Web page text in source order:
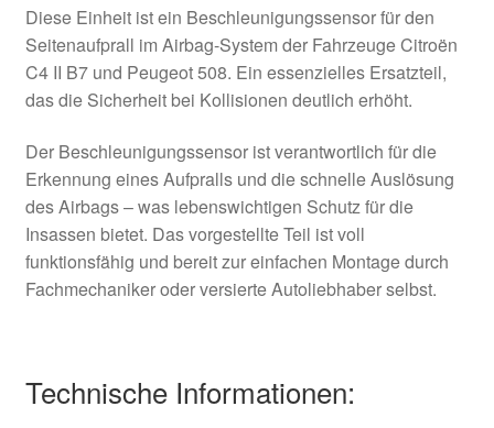
Diese Einheit ist ein Beschleunigungssensor für den
Seitenaufprall im Airbag-System der Fahrzeuge Citroën
C4 II B7 und Peugeot 508. Ein essenzielles Ersatzteil,
das die Sicherheit bei Kollisionen deutlich erhöht.
Der Beschleunigungssensor ist verantwortlich für die
Erkennung eines Aufpralls und die schnelle Auslösung
des Airbags – was lebenswichtigen Schutz für die
Insassen bietet. Das vorgestellte Teil ist voll
funktionsfähig und bereit zur einfachen Montage durch
Fachmechaniker oder versierte Autoliebhaber selbst.
Technische Informationen: